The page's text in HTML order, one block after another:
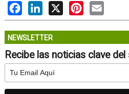
FacebookLinkedIn
X PinterestEmail
NEWSLETTER
Recibe las noticias clave